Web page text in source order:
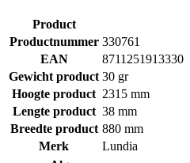
Product
Productnummer 330761
EAN
8711251913330
Gewicht product 30 gr
Hoogte product 2315 mm
Lengte product 38 mm
Breedte product 880 mm
Merk
Lundia